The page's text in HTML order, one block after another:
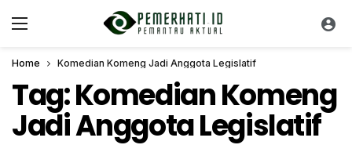
Home Komedian Komeng Jadi Anggota Legislatif
Tag:Komedian Komeng
Jadi Anggota Legislatif